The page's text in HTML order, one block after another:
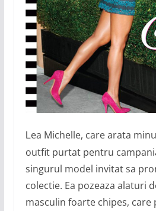
Lea Michelle, care arata
outfit purtat pentru
singurul model invitat sa
colectie. Ea pozeaza alaturi
masculin foarte chipes, care